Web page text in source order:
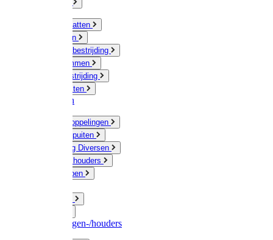
Muizen / Ratten
Drukspuiten
Ongediertebestrijding
Mollenklemmen
Onkruidbestrijding
Vliegenkasten
Meststoffen
Messing koppelingen
Gieters / Spuiten
Besproeiing Diversen
Slangen & houders
Waterpompen
Slangenwagen-/houders